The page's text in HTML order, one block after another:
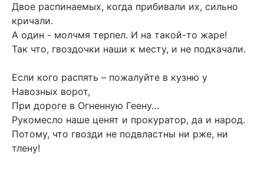
Двое распинаемых, когда прибивали их, сильно
кричали.
А один - молчмя терпел. И на такой-то жаре!
Так что, гвоздочки наши к месту, и не подкачали.
Если кого распять – пожалуйте в кузню у
Навозных ворот,
При дороге в Огненную Геену…
Рукомесло наше ценят и прокуратор, да и народ.
Потому, что гвозди не подвластны ни рже, ни
тлену!